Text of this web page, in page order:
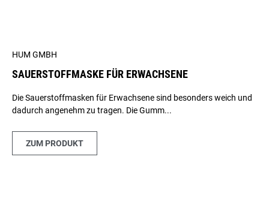
HUM GMBH
SAUERSTOFFMASKE FÜR ERWACHSENE
Die Sauerstoffmasken für Erwachsene sind besonders weich und
dadurch angenehm zu tragen. Die Gumm...
ZUM PRODUKT